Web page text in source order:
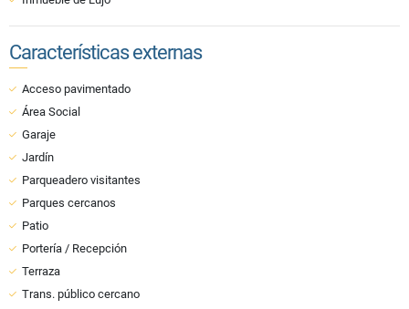
Características externas
Acceso pavimentado
Área Social
Garaje
Jardín
Parqueadero visitantes
Parques cercanos
Patio
Portería / Recepción
Terraza
Trans. público cercano